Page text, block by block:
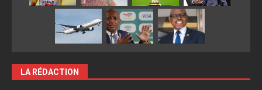
LA RÉDACTION